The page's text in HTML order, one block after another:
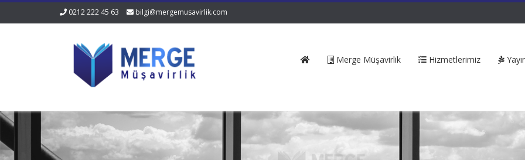
0212 222 45 63 bilgi@mergemusavirlik.com
Merge Müşavirlik Hizmetlerimiz